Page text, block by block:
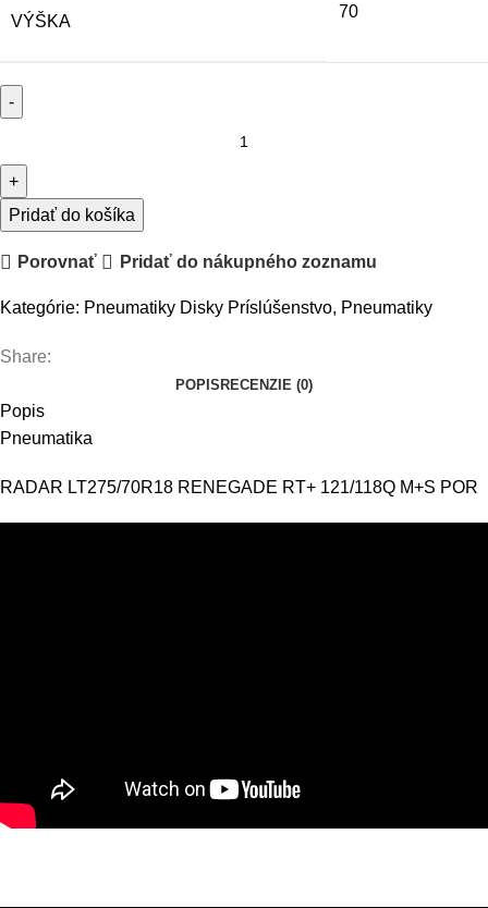
VÝŠKA
70
R18
RADAR
RT+
Pridať do košíka
Porovnať Pridať do nákupného zoznamu
Kategórie: Pneumatiky Disky Príslúšenstvo, Pneumatiky
Share:
POPIS RECENZIE (0)
Popis
Pneumatika
RADAR LT275/70R18 RENEGADE RT+ 121/118Q M+S POR